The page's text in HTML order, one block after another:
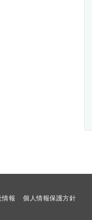
情報 個人情報保護方針